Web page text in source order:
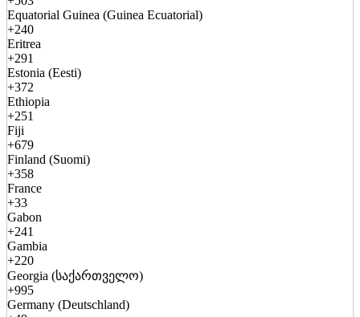
Equatorial Guinea (Guinea Ecuatorial)
+240
Eritrea
+291
Estonia (Eesti)
+372
Ethiopia
+251
Fiji
+679
Finland (Suomi)
+358
France
+33
Gabon
+241
Gambia
+220
Georgia (საქართველო)
+995
Germany (Deutschland)